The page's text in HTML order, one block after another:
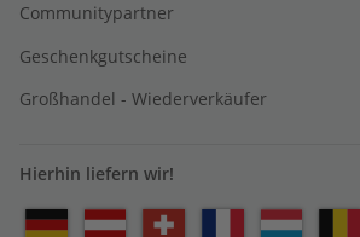
Communitypartner
Geschenkgutscheine
Großhandel - Wiederverkäufer
Hierhin liefern wir!